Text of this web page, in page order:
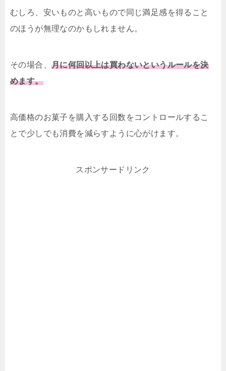
むしろ、安いものと高いもので同じ満足感を得ること
のほうが無理なのかもしれません。
その場合、 月に何回以上は買わないというルールを決
めます。
高価格のお菓子を購入する回数をコントロールするこ
とで少しでも消費を減らすように心がけます。
スポンサードリンク